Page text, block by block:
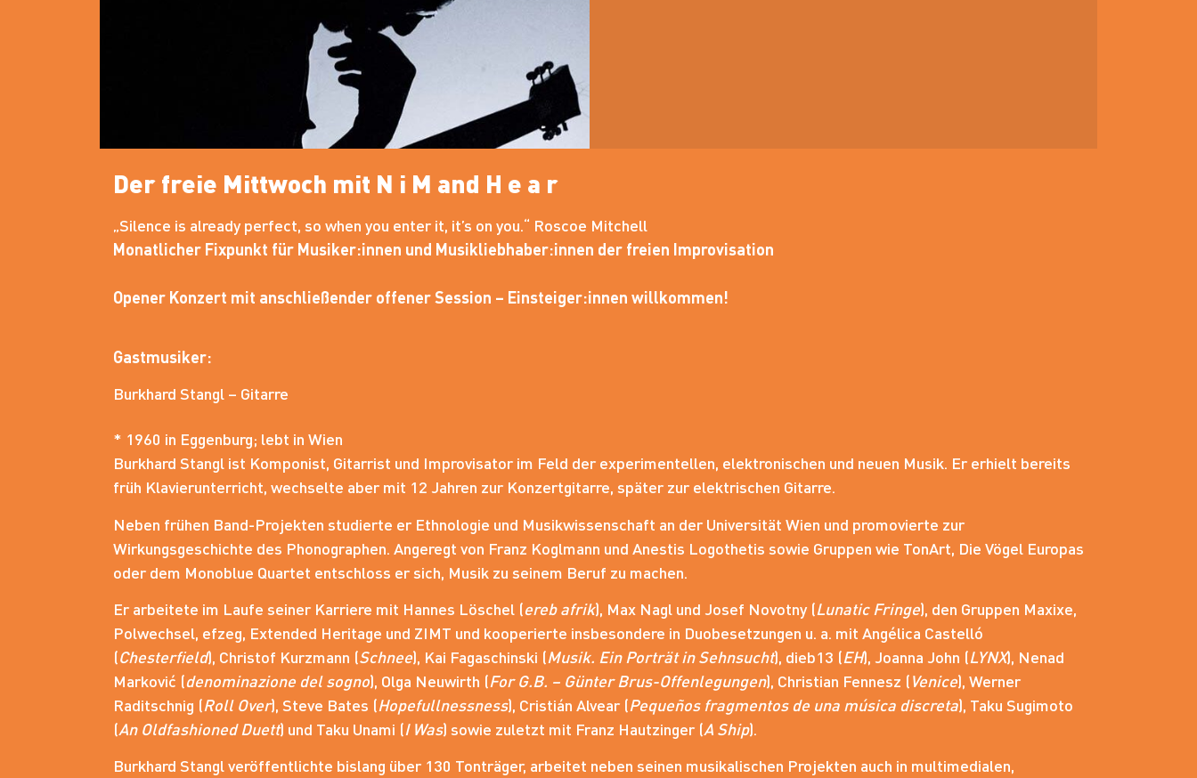
Der freie Mittwoch mit N i M and H e a r
„Silence is already perfect, so when you enter it, it’s on you.“ Roscoe Mitchell
Monatlicher Fixpunkt für Musiker:innen und Musikliebhaber:innen der freien Improvisation
Opener Konzert mit anschließender offener Session – Einsteiger:innen willkommen!
Gastmusiker:
Burkhard Stangl – Gitarre
* 1960 in Eggenburg; lebt in Wien
Burkhard Stangl ist Komponist, Gitarrist und Improvisator im Feld der experimentellen, elektronischen und neuen Musik. Er erhielt bereits
früh Klavierunterricht, wechselte aber mit 12 Jahren zur Konzertgitarre, später zur elektrischen Gitarre.
Neben frühen Band-Projekten studierte er Ethnologie und Musikwissenschaft an der Universität Wien und promovierte zur
Wirkungsgeschichte des Phonographen. Angeregt von Franz Koglmann und Anestis Logothetis sowie Gruppen wie TonArt, Die Vögel Europas
oder dem Monoblue Quartet entschloss er sich, Musik zu seinem Beruf zu machen.
Er arbeitete im Laufe seiner Karriere mit Hannes Löschel (ereb afrik), Max Nagl und Josef Novotny (Lunatic Fringe), den Gruppen Maxixe,
Polwechsel, efzeg, Extended Heritage und ZIMT und kooperierte insbesondere in Duobesetzungen u. a. mit Angélica Castelló
(Chesterfield), Christof Kurzmann (Schnee), Kai Fagaschinski (Musik. Ein Porträt in Sehnsucht), dieb13 (EH), Joanna John (LYNX), Nenad
Marković (denominazione del sogno), Olga Neuwirth (For G.B. – Günter Brus-Offenlegungen), Christian Fennesz (Venice), Werner
Raditschnig (Roll Over), Steve Bates (Hopefullnessness), Cristián Alvear (Pequeños fragmentos de una música discreta), Taku Sugimoto
(An Oldfashioned Duett) und Taku Unami (I Was) sowie zuletzt mit Franz Hautzinger (A Ship).
Burkhard Stangl veröffentlichte bislang über 130 Tonträger, arbeitet neben seinen musikalischen Projekten auch in multimedialen,